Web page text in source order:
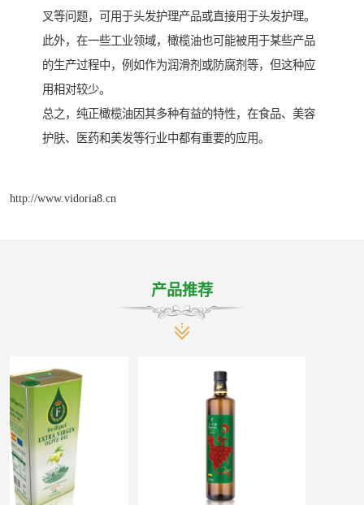
叉等问题，可用于头发护理产品或直接用于头发护理。
此外，在一些工业领域，橄榄油也可能被用于某些产品
的生产过程中，例如作为润滑剂或防腐剂等，但这种应
用相对较少。
总之，纯正橄榄油因其多种有益的特性，在食品、美容
护肤、医药和美发等行业中都有重要的应用。
http://www.vidoria8.cn
产品推荐